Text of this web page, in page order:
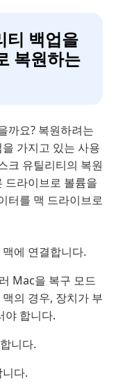
티 백업을
복원하는
까요? 복원하려는
가지고 있는 사용
크 유틸리티의 복원
드라이브로 볼륨을
터를 맥 드라이브로
에 연결합니다.
Mac을 복구 모드
의 경우, 장치가 부
야 합니다.
니다.
다.